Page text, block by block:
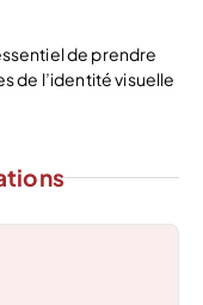
de prendre
de l’identité visuelle